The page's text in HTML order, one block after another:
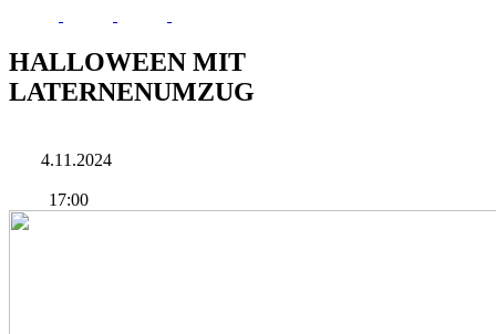
HALLOWEEN MIT
LATERNENUMZUG
4.11.2024
17:00